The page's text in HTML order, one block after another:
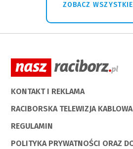
ZOBACZ WSZYSTKIE
KONTAKT I REKLAMA
RACIBORSKA TELEWIZJA KABLOWA
REGULAMIN
POLITYKA PRYWATNOŚCI ORAZ